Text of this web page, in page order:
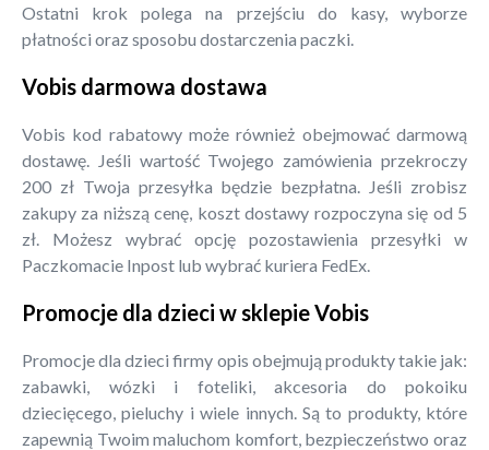
Ostatni krok polega na przejściu do kasy, wyborze
płatności oraz sposobu dostarczenia paczki.
Vobis darmowa dostawa
Vobis kod rabatowy może również obejmować darmową
dostawę. Jeśli wartość Twojego zamówienia przekroczy
200 zł Twoja przesyłka będzie bezpłatna. Jeśli zrobisz
zakupy za niższą cenę, koszt dostawy rozpoczyna się od 5
zł. Możesz wybrać opcję pozostawienia przesyłki w
Paczkomacie Inpost lub wybrać kuriera FedEx.
Promocje dla dzieci w sklepie Vobis
Promocje dla dzieci firmy opis obejmują produkty takie jak:
zabawki, wózki i foteliki, akcesoria do pokoiku
dziecięcego, pieluchy i wiele innych. Są to produkty, które
zapewnią Twoim maluchom komfort, bezpieczeństwo oraz